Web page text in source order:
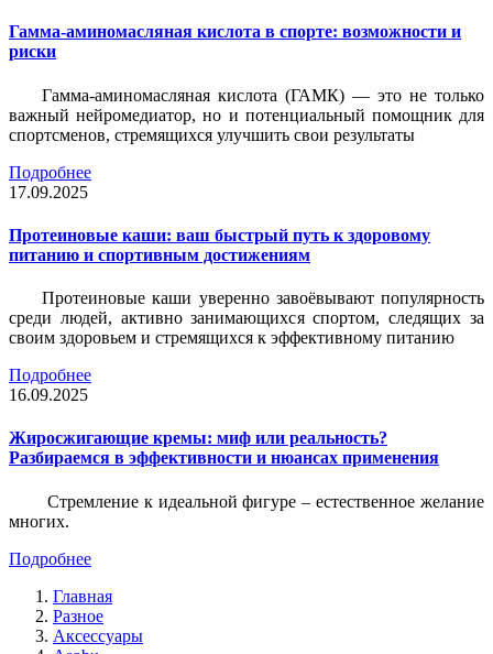
Гамма-аминомасляная кислота в спорте: возможности и
риски
Гамма-аминомасляная кислота (ГАМК) — это не только
важный нейромедиатор, но и потенциальный помощник для
спортсменов, стремящихся улучшить свои результаты
Подробнее
17.09.2025
Протеиновые каши: ваш быстрый путь к здоровому
питанию и спортивным достижениям
Протеиновые каши уверенно завоёвывают популярность
среди людей, активно занимающихся спортом, следящих за
своим здоровьем и стремящихся к эффективному питанию
Подробнее
16.09.2025
Жиросжигающие кремы: миф или реальность?
Разбираемся в эффективности и нюансах применения
Стремление к идеальной фигуре – естественное желание
многих.
Подробнее
Главная
Разное
Аксессуары